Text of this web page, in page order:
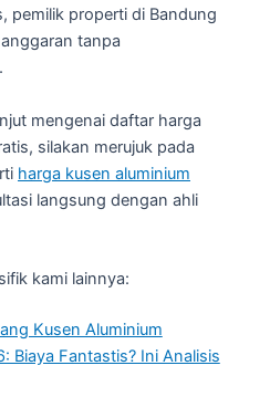
pemilik properti di Bandung
tanpa
mengenai daftar harga
silakan merujuk pada
harga kusen aluminium
langsung dengan ahli
kami lainnya:
Kusen Aluminium
Biaya Fantastis? Ini Analisis